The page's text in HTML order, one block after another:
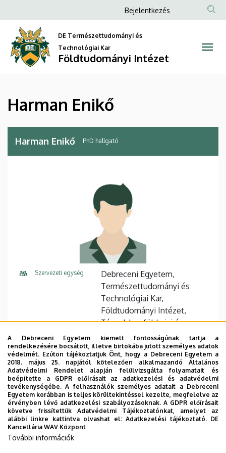
Enikő
Földtudományi
a
tartalomra
Anonim
fiók
menüje
Bejelentkezés
DE Természettudományi és
Technológiai Kar
Földtudományi Intézet
Harman Enikő
Harman Enikő PhD hallgató
Szervezeti egység
Debreceni Egyetem,
Természettudományi és
Technológiai Kar,
Földtudományi Intézet,
Társadalomföldrajzi és
Területfejlesztési Tanszék
Központi telefonszám +36 52 512 900 23116
Cím 4032 Debrecen Egyetem tér 1
Épület
Matematikai és
Földtudományi épület
Emelet, ajtó
A Debreceni Egyetem kiemelt fontosságúnak tartja a
rendelkezésére bocsátott, illetve birtokába jutott személyes adatok
védelmét. Ezúton tájékoztatjuk Önt, hogy a Debreceni Egyetem a
2018. május 25. napjától kötelezően alkalmazandó Általános
Adatvédelmi Rendelet alapján felülvizsgálta folyamatait és
beépítette a GDPR előírásait az adatkezelési és adatvédelmi
tevékenységébe. A felhasználók személyes adatait a Debreceni
Egyetem korábban is teljes körültekintéssel kezelte, megfelelve az
érvényben lévő adatkezelési szabályozásoknak. A GDPR előírásait
követve frissítettük Adatvédelmi Tájékoztatónkat, amelyet az
alábbi linkre kattintva olvashat el:Adatkezelési tájékoztató. DE
Kancellária WAV Központ
További információk